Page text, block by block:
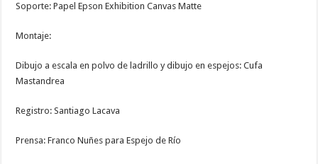
Soporte: Papel Epson Exhibition Canvas Matte
Montaje:
Dibujo a escala en polvo de ladrillo y dibujo en espejos: Cufa
Mastandrea
Registro: Santiago Lacava
Prensa: Franco Nuñes para Espejo de Río